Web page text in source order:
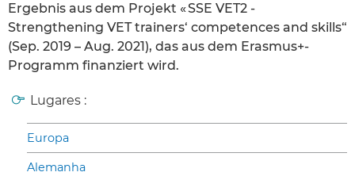
Ergebnis aus dem Projekt « SSE VET2 -
Strengthening VET trainers‘ competences and skills“
(Sep. 2019 – Aug. 2021), das aus dem Erasmus+-
Programm finanziert wird.
Lugares :
Europa
Alemanha